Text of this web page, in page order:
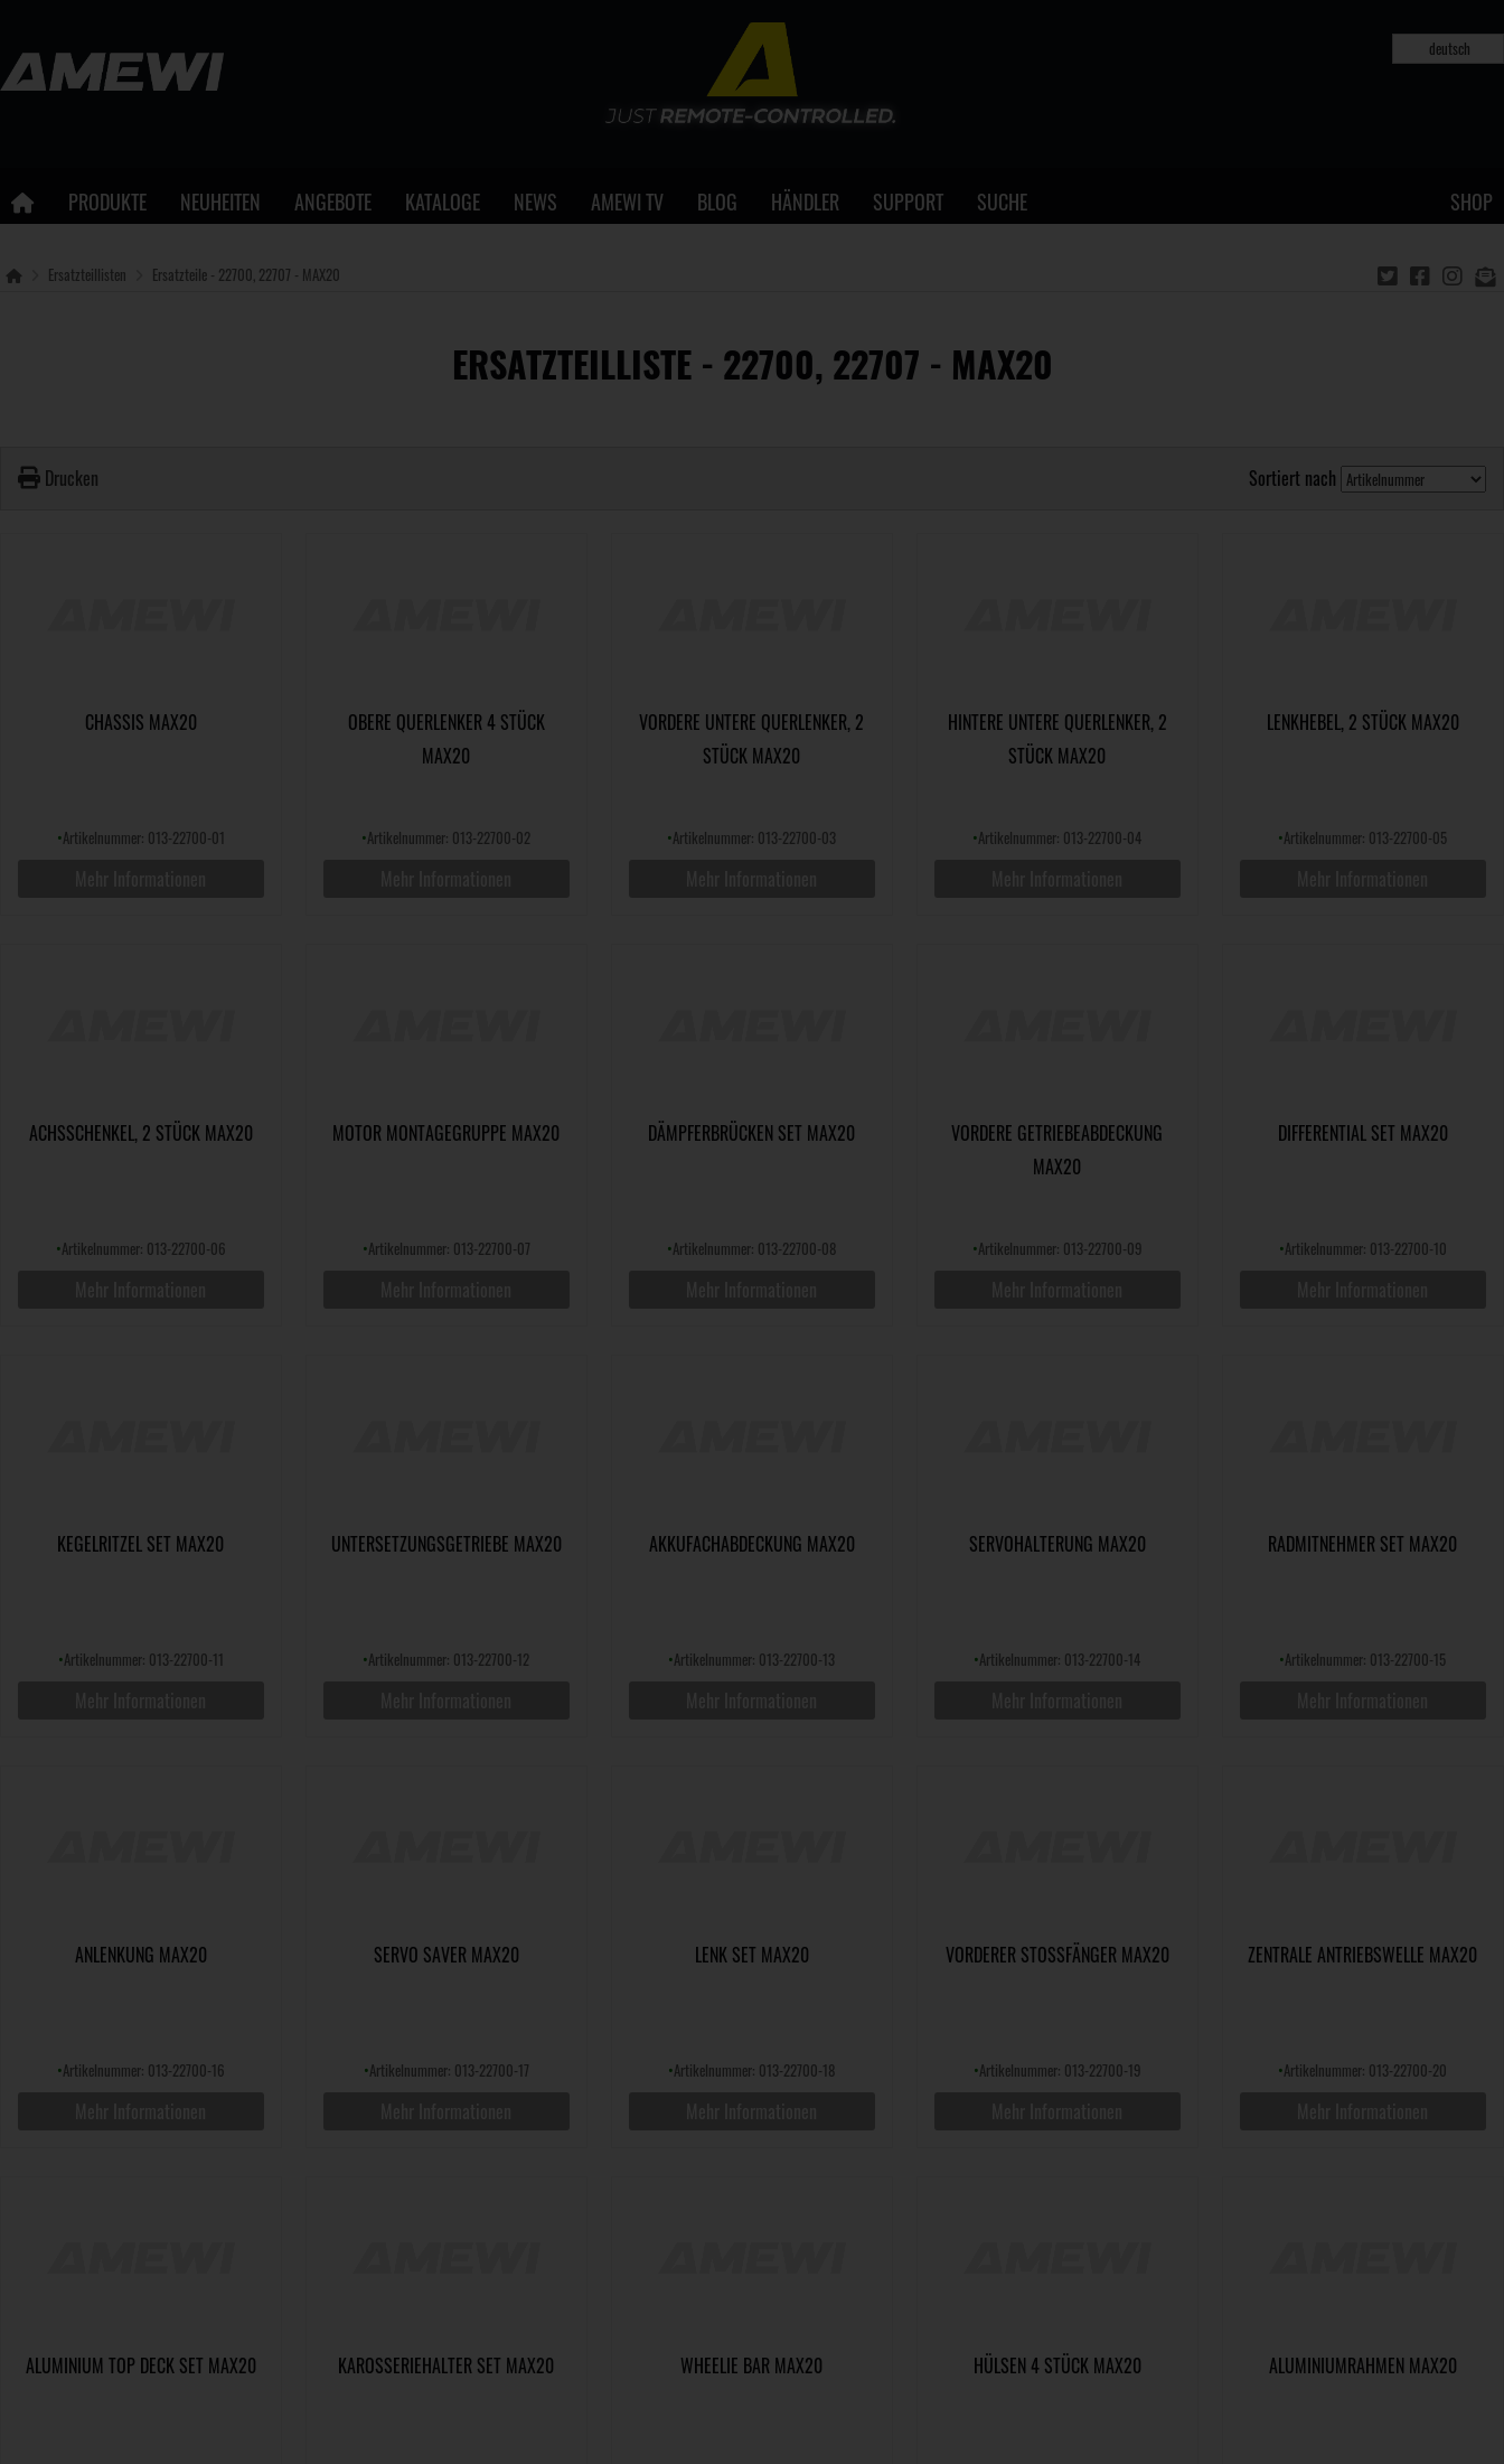
deutsch
PRODUKTE NEUHEITEN ANGEBOTE KATALOGE NEWS AMEWI TV BLOG HÄNDLER SUPPORT SUCHE SHOP
Ersatzteillisten Ersatzteile - 22700, 22707 - MAX20
ERSATZTEILLISTE - 22700, 22707 - MAX20
Drucken Sortiert nach
CHASSIS MAX20
•Artikelnummer: 013-22700-01
OBERE QUERLENKER 4 STÜCK
MAX20
•Artikelnummer: 013-22700-02
VORDERE UNTERE QUERLENKER, 2
STÜCK MAX20
•Artikelnummer: 013-22700-03
HINTERE UNTERE QUERLENKER, 2
STÜCK MAX20
•Artikelnummer: 013-22700-04
LENKHEBEL, 2 STÜCK MAX20
•Artikelnummer: 013-22700-05
ACHSSCHENKEL, 2 STÜCK MAX20
•Artikelnummer: 013-22700-06
MOTOR MONTAGEGRUPPE MAX20
•Artikelnummer: 013-22700-07
DÄMPFERBRÜCKEN SET MAX20
•Artikelnummer: 013-22700-08
VORDERE GETRIEBEABDECKUNG
MAX20
•Artikelnummer: 013-22700-09
DIFFERENTIAL SET MAX20
•Artikelnummer: 013-22700-10
KEGELRITZEL SET MAX20
•Artikelnummer: 013-22700-11
UNTERSETZUNGSGETRIEBE MAX20
•Artikelnummer: 013-22700-12
AKKUFACHABDECKUNG MAX20
•Artikelnummer: 013-22700-13
SERVOHALTERUNG MAX20
•Artikelnummer: 013-22700-14
RADMITNEHMER SET MAX20
•Artikelnummer: 013-22700-15
ANLENKUNG MAX20
•Artikelnummer: 013-22700-16
SERVO SAVER MAX20
•Artikelnummer: 013-22700-17
LENK SET MAX20
•Artikelnummer: 013-22700-18
VORDERER STOSSFÄNGER MAX20
•Artikelnummer: 013-22700-19
ZENTRALE ANTRIEBSWELLE MAX20
•Artikelnummer: 013-22700-20
ALUMINIUM TOP DECK SET MAX20 KAROSSERIEHALTER SET MAX20 WHEELIE BAR MAX20 HÜLSEN 4 STÜCK MAX20 ALUMINIUMRAHMEN MAX20